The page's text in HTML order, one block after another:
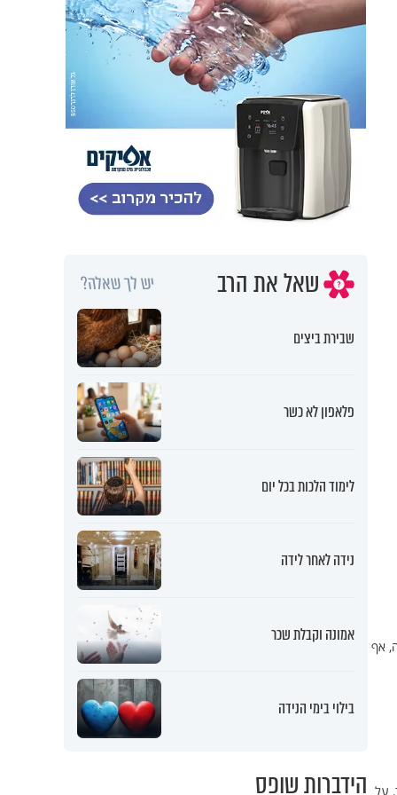
אף
על
שאל את הרב יש לך שאלה?
שבירת ביצים
פלאפון לא כשר
לימוד הלכות בכל יום
נידה לאחר לידה
אמונה וקבלת שכר
בילוי בימי הנידה
הידברות שופס